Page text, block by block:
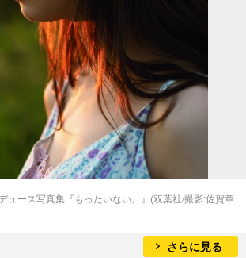
ュース写真集『もったいない。』(双葉社/撮影:佐賀章
さらに見る